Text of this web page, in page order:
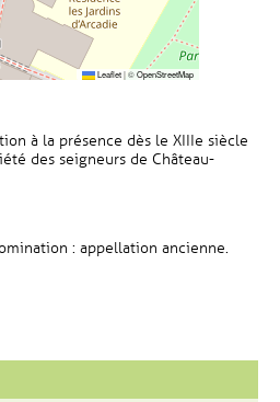
Leaflet|©OpenStreetMap
à la présence dès le XIIIe siècle
des seigneurs de Château-
: appellation ancienne.